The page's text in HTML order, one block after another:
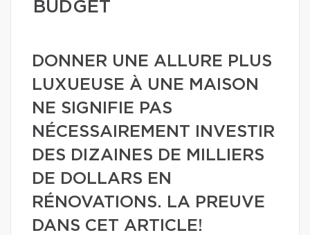
BUDGET
DONNER UNE ALLURE PLUS
LUXUEUSE À UNE MAISON
NE SIGNIFIE PAS
NÉCESSAIREMENT INVESTIR
DES DIZAINES DE MILLIERS
DE DOLLARS EN
RÉNOVATIONS. LA PREUVE
DANS CET ARTICLE!